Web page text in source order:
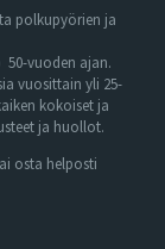
polkupyörien ja
vuoden ajan.
vuosittain yli 25-
kokoiset ja
ja huollot.
osta helposti